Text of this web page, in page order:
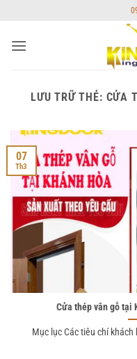
nội
LƯU TRỮ THẺ: CỬA
Cửa thép vân gỗ tại
Mục lục Các tiêu chí
07
Th3